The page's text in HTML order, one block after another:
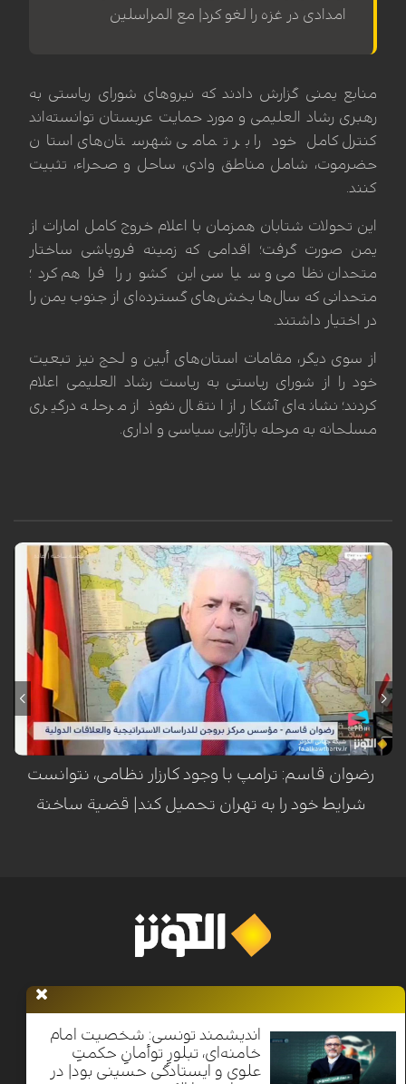
امدادی در غزه را لغو کرد| مع المراسلین
منابع یمنی گزارش دادند که نیروهای شورای ریاستی به
رهبری رشاد العلیمی و مورد حمایت عربستان توانسته‌اند
کنترل کامل خود را بر تمامی شهرستان‌های استان
حضرموت، شامل مناطق وادی، ساحل و صحراء، تثبیت
کنند.
این تحولات شتابان همزمان با اعلام خروج کامل امارات از
یمن صورت گرفت؛ اقدامی که زمینه فروپاشی ساختار
متحدان نظامی و سیاسی این کشور را فراهم کرد؛
متحدانی که سال‌ها بخش‌های گسترده‌ای از جنوب یمن را
در اختیار داشتند.
از سوی دیگر، مقامات استان‌های أبین و لحج نیز تبعیت
خود را از شورای ریاستی به ریاست رشاد العلیمی اعلام
کردند؛ نشانه‌ای آشکار از انتقال نفوذ از مرحله درگیری
مسلحانه به مرحله بازآرایی سیاسی و اداری.
رضوان قاسم، بنیانگذار مرکز بروجن برای مطالعات راهبردی، در گفت‌وگو با
شبکه الکوثر تأکید کرد که تقویت نظامی گسترده آمریکا در منطقه با هدف
فشار روانی و سیاسی بر ایران انجام شده، اما واشنگتن به دلیل هشدار
کارشناسان درباره تبدیل هرگونه درگیری به جنگی فرسایشی و طولانی‌مدت،
تمایل واقعی برای ورود به جنگ ندارد.
رضوان قاسم: ترامپ با وجود کارزار نظامی، نتوانست
شرایط خود را به تهران تحمیل کند| قضیة ساخنة
اندیشمند تونسی: شخصیت امام
خامنه‌ای، تبلورِ توأمانِ حکمتِ
علوی و ایستادگی حسینی بود| در
معرفی
Nilesat 11900 V | Badr 8 11747 V | Badr5 12284 V